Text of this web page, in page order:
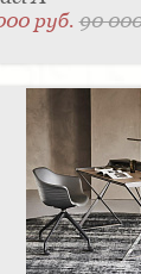
руб.90